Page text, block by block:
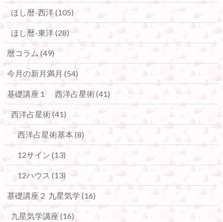
ほし暦-西洋(105)
ほし暦-東洋(28)
暦コラム (49)
今月の新月満月 (54)
基礎講座１ 西洋占星術(41)
西洋占星術(41)
西洋占星術基本 (8)
12サイン (13)
12ハウス (13)
基礎講座２ 九星気学 (16)
九星気学講座 (16)